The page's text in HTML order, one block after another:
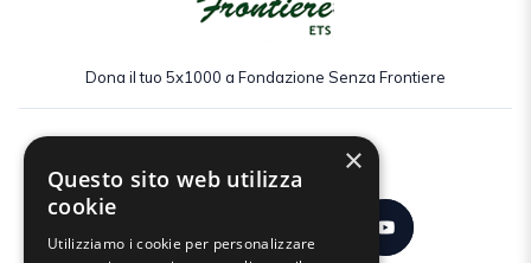
Dona il tuo 5x1000 a Fondazione Senza Frontiere
×
Questo sito web utilizza
cookie
Utilizziamo i cookie per personalizzare